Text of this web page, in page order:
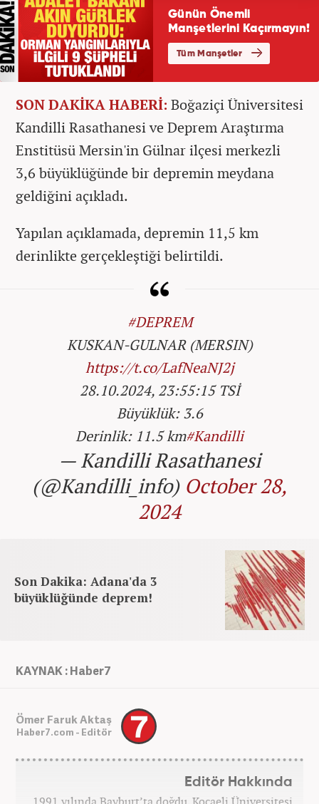
SON DAKİKA HABERİ: Boğaziçi Üniversitesi
Kandilli Rasathanesi ve Deprem Araştırma
Enstitüsü Mersin'in Gülnar ilçesi merkezli
3,6 büyüklüğünde bir depremin meydana
geldiğini açıkladı.
Yapılan açıklamada, depremin 11,5 km
derinlikte gerçekleştiği belirtildi.
#DEPREM
KUSKAN-GULNAR (MERSIN)
https://t.co/LafNeaNJ2j
28.10.2024, 23:55:15 TSİ
Büyüklük: 3.6
Derinlik: 11.5 km#Kandilli
— Kandilli Rasathanesi
(@Kandilli_info) October 28,
2024
Son Dakika: Adana'da 3
büyüklüğünde deprem!
KAYNAK : Haber7
Ömer Faruk Aktaş
Haber7.com - Editör
Editör Hakkında
1991 yılında Bayburt’ta doğdu. Kocaeli Üniversitesi